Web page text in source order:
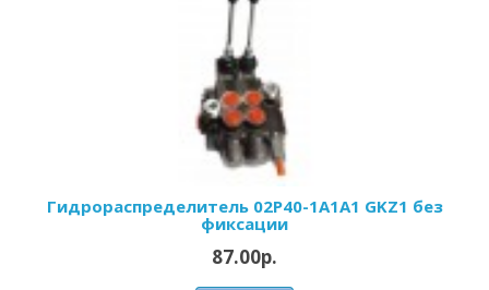
Гидрoраспределитель 02Р40-1А1А1 GKZ1 без
фиксации
87.00р.